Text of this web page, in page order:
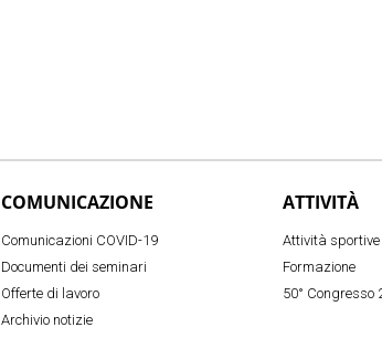
COMUNICAZIONE
Comunicazioni COVID-19
Documenti dei seminari
Offerte di lavoro
Archivio notizie
ATTIVITÀ
Attività sportive
Formazione
50° Congresso